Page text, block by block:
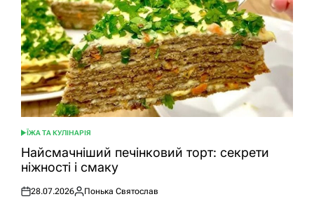
ОПУБЛІКУВАТИ
У
ЇЖА ТА КУЛІНАРІЯ
Найсмачніший печінковий торт: секрети
ніжності і смаку
Оприлюднено
28.07.2026
Опубліковано
Понька Святослав